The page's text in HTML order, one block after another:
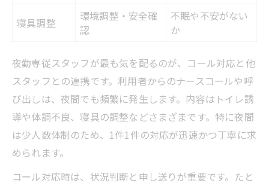
寝具調整
環境調整・安全確
認
不眠や不安がない
か
夜勤専従スタッフが最も気を配るのが、コール対応と他
スタッフとの連携です。利用者からのナースコールや呼
び出しは、夜間でも頻繁に発生します。内容はトイレ誘
導や体調不良、寝具の調整などさまざまです。特に夜間
は少人数体制のため、1件1件の対応が迅速かつ丁寧に求
められます。
コール対応時は、状況判断と申し送りが重要です。たと